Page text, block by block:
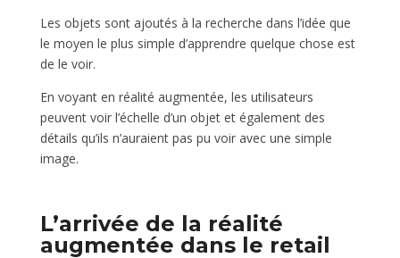
Les objets sont ajoutés à la recherche dans l’idée que
le moyen le plus simple d’apprendre quelque chose est
de le voir.
En voyant en réalité augmentée, les utilisateurs
peuvent voir l’échelle d’un objet et également des
détails qu’ils n’auraient pas pu voir avec une simple
image.
L’arrivée de la réalité
augmentée dans le retail